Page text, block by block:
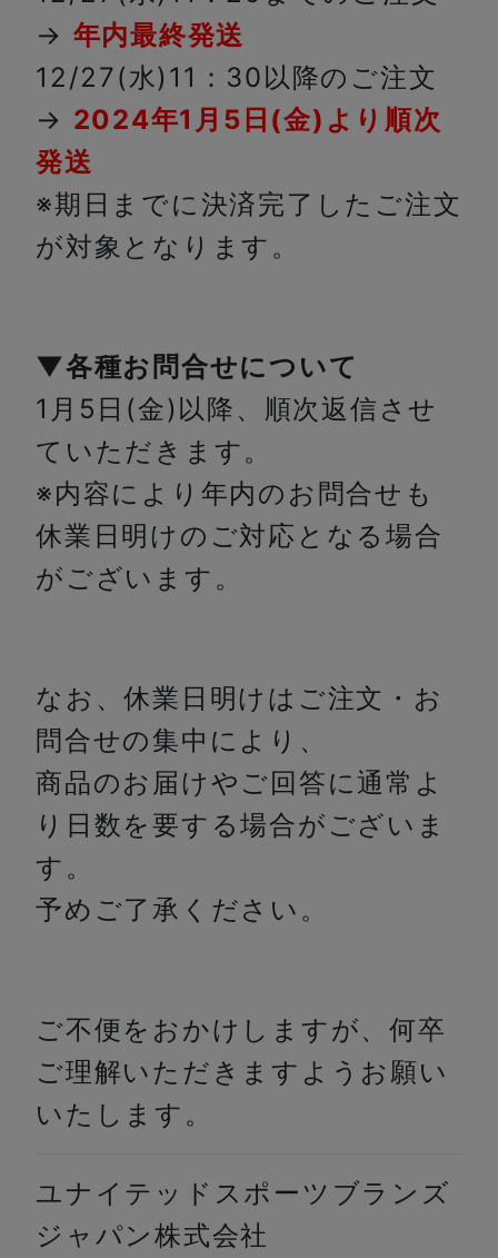
→ 年内最終発送
12/27(水)11：30以降のご注文
→ 2024年1月5日(金)より順次
発送
※期日までに決済完了したご注文
が対象となります。
▼各種お問合せについて
1月5日(金)以降、順次返信させ
ていただきます。
※内容により年内のお問合せも
休業日明けのご対応となる場合
がございます。
なお、休業日明けはご注文・お
問合せの集中により、
商品のお届けやご回答に通常よ
り日数を要する場合がございま
す。
予めご了承ください。
ご不便をおかけしますが、何卒
ご理解いただきますようお願い
いたします。
ユナイテッドスポーツブランズ
ジャパン株式会社